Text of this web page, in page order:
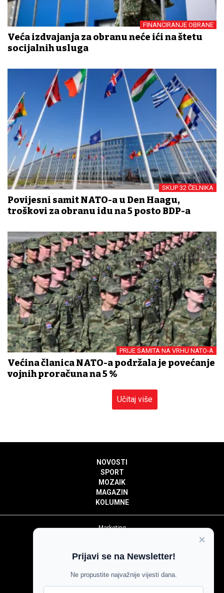
FINANCIRANJE OBRANE
Veća izdvajanja za obranu neće ići na štetu
socijalnih usluga
SKUP 32 ČELNIKA
Povijesni samit NATO-a u Den Haagu,
troškovi za obranu idu na 5 posto BDP-a
PRIJE SAMITA NA VRHU NATO-A
Većina članica NATO-a podržala je povećanje
vojnih proračuna na 5 %
Učitaj više
NOVOSTI
SPORT
MOZAIK
MAGAZIN
KOLUMNE
Marketing
Impressum
Pravila komentiranja
Agroglas
×
Prijavi se na Newsletter!
Ne propustite najvažnije vijesti dana.